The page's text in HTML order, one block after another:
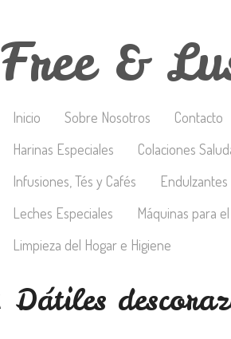
Free &
Inicio Sobre Nosotros Contacto
Harinas Especiales
Colaciones
Infusiones, Tés y Cafés
Endulzantes
Leches Especiales
Máquinas para
Limpieza del Hogar e Higiene
Dátiles